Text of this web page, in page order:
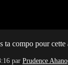
CAN
ta compo pour cette
par Prudence